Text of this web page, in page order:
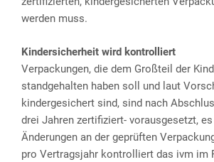
werden muss.
Kindersicherheit wird kontrolliert
Verpackungen, die dem Großteil der
standgehalten haben soll und laut
kindergesichert sind, sind nach
drei Jahren zertifiziert- vorausgesetzt,
Änderungen an der geprüften
pro Vertragsjahr kontrolliert das ivm im